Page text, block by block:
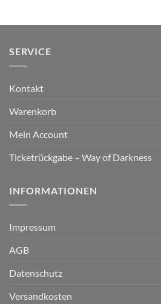
SERVICE
Kontakt
Warenkorb
Mein Account
Ticketrückgabe – Way of Darkness
INFORMATIONEN
Impressum
AGB
Datenschutz
Versandkosten